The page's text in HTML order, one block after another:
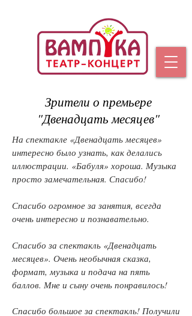
Зрители о премьере
"Двенадцать месяцев"
На спектакле «Двенадцать месяцев»
интересно было узнать, как делались
иллюстрации. «Бабуля» хороша. Музыка
просто замечательная. Спасибо!
Спасибо огромное за занятия, всегда
очень интересно и познавательно.
Спасибо за спектакль «Двенадцать
месяцев». Очень необычная сказка,
формат, музыка и подача на пять
баллов. Мне и сыну очень понравилось!
Спасибо большое за спектакль! Получили